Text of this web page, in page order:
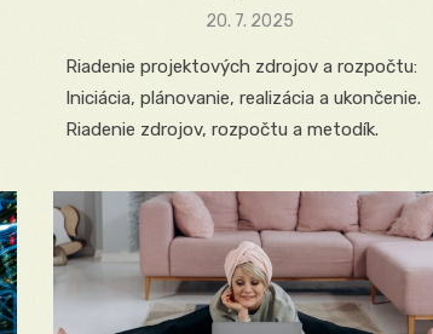
Posted
20. 7. 2025
Riadenie projektových zdrojov a rozpočtu:
Iniciácia, plánovanie, realizácia a ukončenie.
Riadenie zdrojov, rozpočtu a metodík.